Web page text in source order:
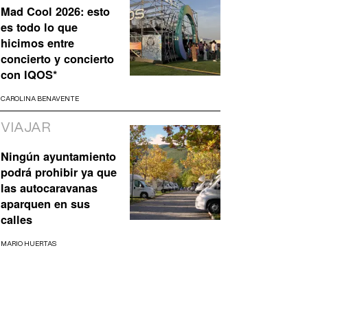
Mad Cool 2026: esto
es todo lo que
hicimos entre
concierto y concierto
con IQOS*
CAROLINA BENAVENTE
VIAJAR
Ningún ayuntamiento
podrá prohibir ya que
las autocaravanas
aparquen en sus
calles
MARIO HUERTAS